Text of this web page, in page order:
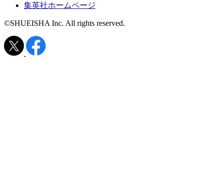
集英社ホームページ
©SHUEISHA Inc. All rights reserved.